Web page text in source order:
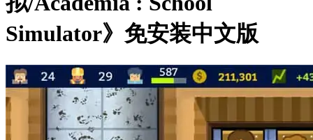
Simulator》免安装中文版